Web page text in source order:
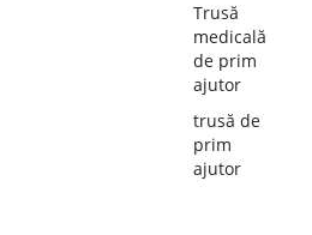
Trusă
medicală
de prim
ajutor
trusă de
prim
ajutor